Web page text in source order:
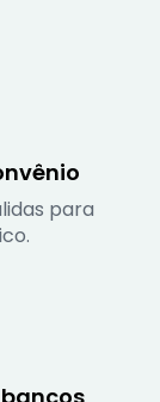
para